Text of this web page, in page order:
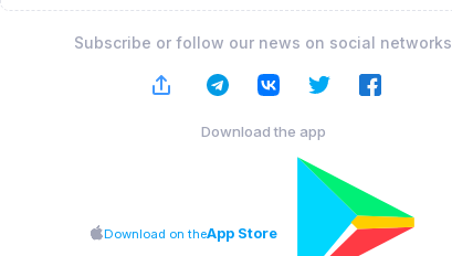
Subscribe or follow our news on social networks
Download the app
Download on theApp Store